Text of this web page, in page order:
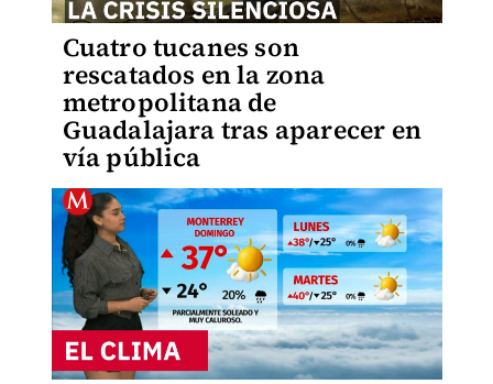
Cuatro tucanes son
rescatados en la zona
metropolitana de
Guadalajara tras aparecer en
vía pública